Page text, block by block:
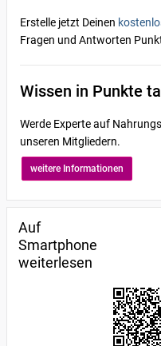
Erstelle jetzt Deinen
Fragen und Antworten
Wissen in Punkte
Werde Experte auf
unseren Mitgliedern.
weitere Informationen
Auf
Smartphone
weiterlesen